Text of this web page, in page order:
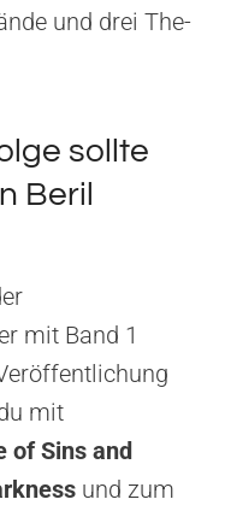
und drei The-
sollte
Beril
mit Band 1
mit
of Sins and
und zum